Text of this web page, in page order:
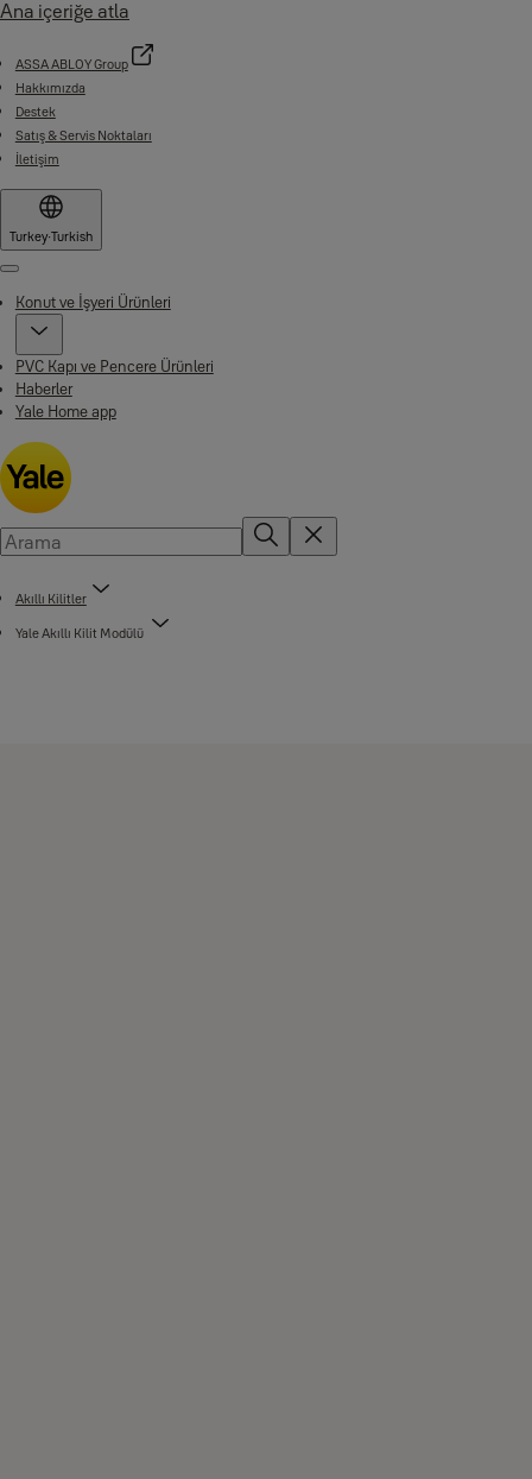
Ana içeriğe atla
ASSA ABLOY Group
Hakkımızda
Destek
Satış & Servis Noktaları
İletişim
Turkey·Turkish
Menu
Konut ve İşyeri Ürünleri
PVC Kapı ve Pencere Ürünleri
Haberler
Yale Home app
Akıllı Kilitler
Yale Akıllı Kilit Modülü